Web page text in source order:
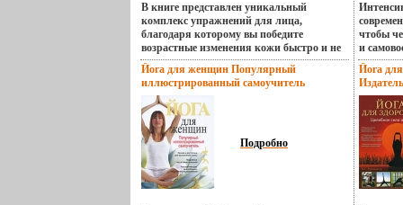
В книге представлен уникальный
комплекс упражнений для лица,
благодаря которому вы победите
возрастные изменения кожи быстро и не
причинив вреда своему здоровью
Морщины разгладятся, овал лица станет
ровным, ибьлэасчезнут второй
подбородок и "бульдожечки",
поднимутся уголки рта, кожа станет
упругой, гладкой и бархатистой Автор
Светлана Прямова.
Йога для женщин Популярный
иллюстрированный самоучитель
Издательства: АСТ, Астрель, 2010 г
Твердый переплет, 192 стр ISBN 978-5-17-
063943-4, 978-5-271-26195-4, 978-3-7742-
1795-9 Тираж: 3000 экз Формат: 170x220
инфо 13663p.
Подробно
чтобы
и
издания
методы
требуют
Йога
Тираж: